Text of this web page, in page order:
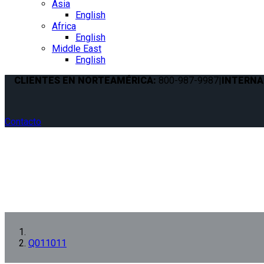
Asia
English
Africa
English
Middle East
English
CLIENTES EN NORTEAMÉRICA: 800-987-9987|
Contacto
Q011011